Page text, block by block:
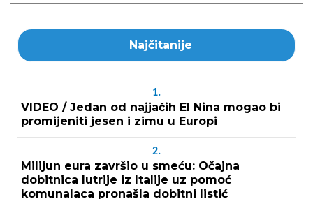
Najčitanije
1.
VIDEO / Jedan od najjačih El Nina mogao bi
promijeniti jesen i zimu u Europi
2.
Milijun eura završio u smeću: Očajna
dobitnica lutrije iz Italije uz pomoć
komunalaca pronašla dobitni listić